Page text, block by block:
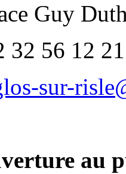
Guy
32 56 12 21
sur-
au